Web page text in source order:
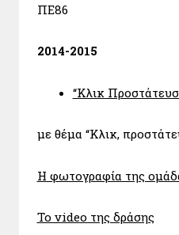
ΠΕ86
2014-2015
“Κλικ
με θέμα “Κλικ,
Η φωτογραφία της
Το video της δράσης